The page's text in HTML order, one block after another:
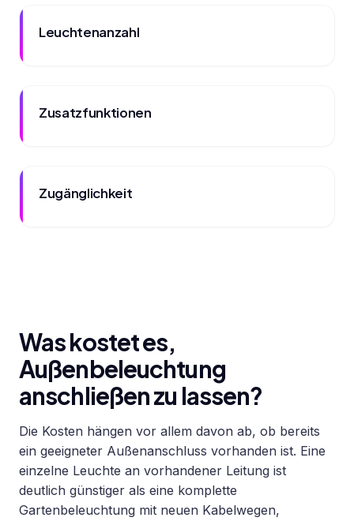
Leuchtenanzahl
Zusatzfunktionen
Zugänglichkeit
Was kostet es,
Außenbeleuchtung
anschließen zu lassen?
Die Kosten hängen vor allem davon ab, ob bereits
ein geeigneter Außenanschluss vorhanden ist. Eine
einzelne Leuchte an vorhandener Leitung ist
deutlich günstiger als eine komplette
Gartenbeleuchtung mit neuen Kabelwegen,